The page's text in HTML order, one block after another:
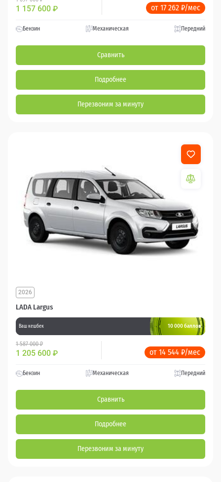
1 157 600 ₽ от 17 262 ₽/мес
Бензин Механическая Передний
Сравнить
Подробнее
Перезвоним за минуту
LADA Largus
2026
Ваш кешбек 10 000 баллов
1 587 000 ₽
1 205 600 ₽ от 14 544 ₽/мес
Бензин Механическая Передний
Сравнить
Подробнее
Перезвоним за минуту